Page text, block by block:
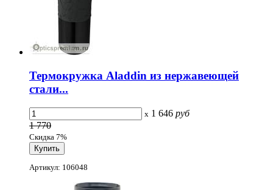
Термокружка Aladdin из нержавеющей
стали...
x 1 646 руб
1 770
Скидка 7%
Артикул: 106048